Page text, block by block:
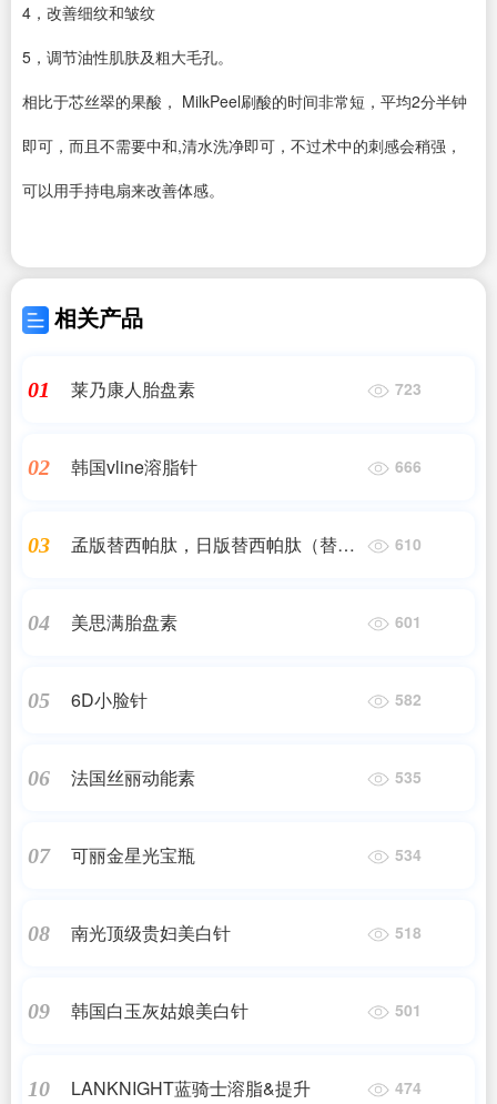
4，改善细纹和皱纹
5，调节油性肌肤及粗大毛孔。
相比于芯丝翠的果酸， MilkPeel刷酸的时间非常短，平均2分半钟
即可，而且不需要中和,清水洗净即可，不过术中的刺感会稍强，
可以用手持电扇来改善体感。
相关产品
01 莱乃康人胎盘素 723
02 韩国vline溶脂针 666
03
孟版替西帕肽，日版替西帕肽（替尔
610
04 美思满胎盘素 601
05 6D小脸针 582
06 法国丝丽动能素 535
07 可丽金星光宝瓶 534
08 南光顶级贵妇美白针 518
09 韩国白玉灰姑娘美白针 501
10 LANKNIGHT蓝骑士溶脂&提升 474